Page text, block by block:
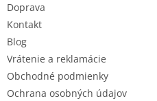
Doprava
Kontakt
Blog
Vrátenie a reklamácie
Obchodné podmienky
Ochrana osobných údajov